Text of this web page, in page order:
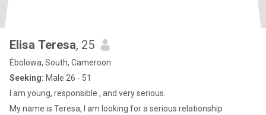
Elisa Teresa, 25
Ébolowa, South, Cameroon
Seeking: Male 26 - 51
I am young, responsible , and very serious.
My name is Teresa, I am looking for a serious relationship